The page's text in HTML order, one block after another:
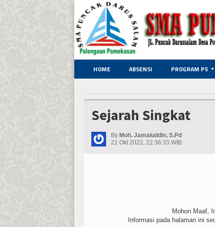
HOME ABSENSI PROGRAM P5
Sejarah Singkat
By Moh. Jamaluddin, S.Pd
21 Okt 2022, 22:36:33 WIB
Mohon Maaf,
Informasi pada halaman ini